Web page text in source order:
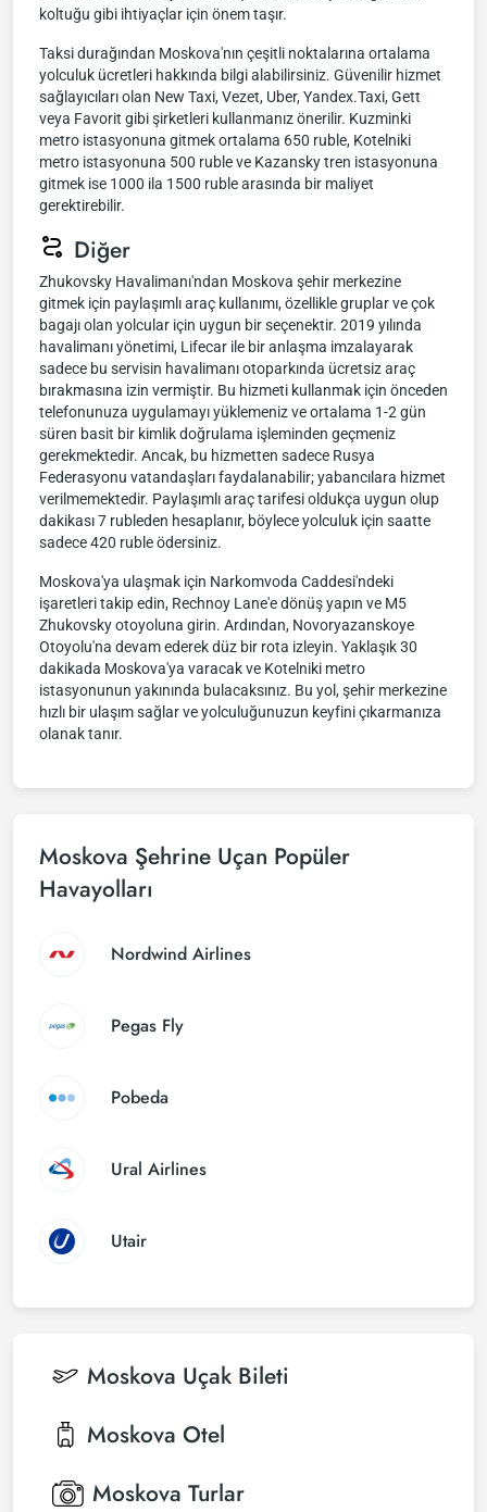
koltuğu gibi ihtiyaçlar için önem taşır.
Taksi durağından Moskova'nın çeşitli noktalarına ortalama
yolculuk ücretleri hakkında bilgi alabilirsiniz. Güvenilir hizmet
sağlayıcıları olan New Taxi, Vezet, Uber, Yandex.Taxi, Gett
veya Favorit gibi şirketleri kullanmanız önerilir. Kuzminki
metro istasyonuna gitmek ortalama 650 ruble, Kotelniki
metro istasyonuna 500 ruble ve Kazansky tren istasyonuna
gitmek ise 1000 ila 1500 ruble arasında bir maliyet
gerektirebilir.
Diğer
Zhukovsky Havalimanı'ndan Moskova şehir merkezine
gitmek için paylaşımlı araç kullanımı, özellikle gruplar ve çok
bagajı olan yolcular için uygun bir seçenektir. 2019 yılında
havalimanı yönetimi, Lifecar ile bir anlaşma imzalayarak
sadece bu servisin havalimanı otoparkında ücretsiz araç
bırakmasına izin vermiştir. Bu hizmeti kullanmak için önceden
telefonunuza uygulamayı yüklemeniz ve ortalama 1-2 gün
süren basit bir kimlik doğrulama işleminden geçmeniz
gerekmektedir. Ancak, bu hizmetten sadece Rusya
Federasyonu vatandaşları faydalanabilir; yabancılara hizmet
verilmemektedir. Paylaşımlı araç tarifesi oldukça uygun olup
dakikası 7 rubleden hesaplanır, böylece yolculuk için saatte
sadece 420 ruble ödersiniz.
Moskova'ya ulaşmak için Narkomvoda Caddesi'ndeki
işaretleri takip edin, Rechnoy Lane'e dönüş yapın ve M5
Zhukovsky otoyoluna girin. Ardından, Novoryazanskoye
Otoyolu'na devam ederek düz bir rota izleyin. Yaklaşık 30
dakikada Moskova'ya varacak ve Kotelniki metro
istasyonunun yakınında bulacaksınız. Bu yol, şehir merkezine
hızlı bir ulaşım sağlar ve yolculuğunuzun keyfini çıkarmanıza
olanak tanır.
Moskova Şehrine Uçan Popüler
Havayolları
Nordwind Airlines
Pegas Fly
Pobeda
Ural Airlines
Utair
Moskova Uçak Bileti
Moskova Otel
Moskova Turlar